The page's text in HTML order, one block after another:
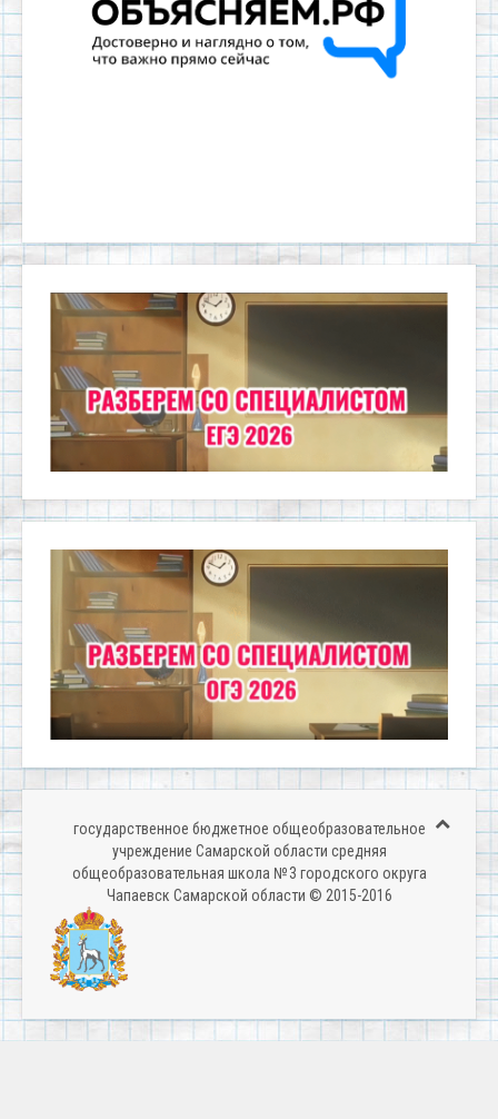
государственное бюджетное общеобразовательное
учреждение Самарской области средняя
общеобразовательная школа № 3 городского округа
Чапаевск Самарской области © 2015-2016